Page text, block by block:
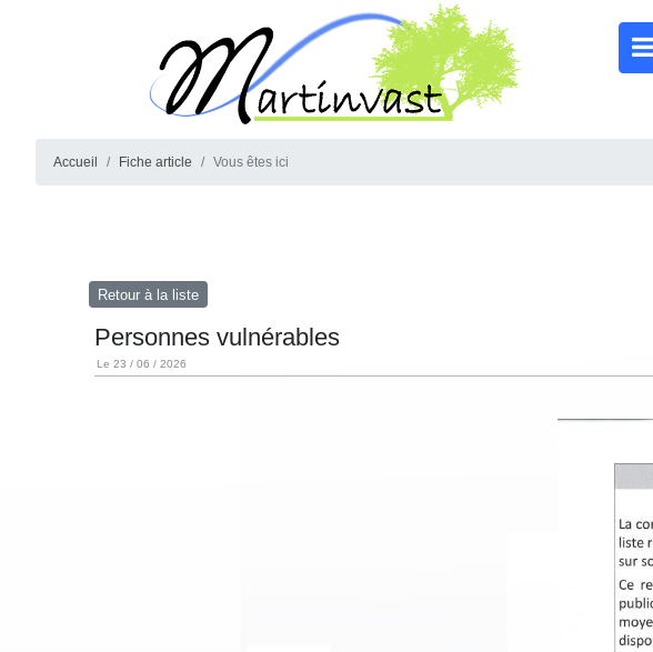
Accueil Fiche article Vous êtes ici
Retour à la liste
Personnes vulnérables
Le 23 / 06 / 2026